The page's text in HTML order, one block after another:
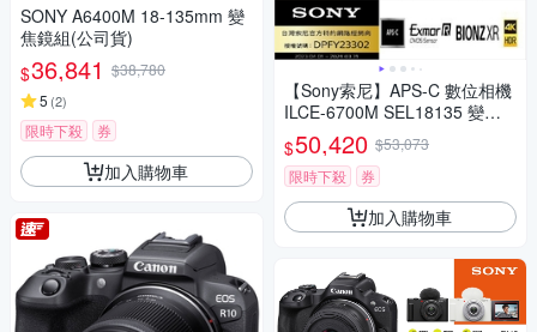
SONY A6400M 18-135mm 變
焦鏡組(公司貨)
$36,841 $38,780
5 (2)
限時下殺 券
加入購物車
【Sony索尼】APS-C 數位相機
ILCE-6700M SEL18135 變焦
鏡組 (公司貨 保固18+6個月)
$50,420 $53,073
限時下殺
券
加入購物車